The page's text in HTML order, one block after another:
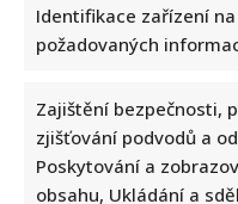
Identifikace zařízení
požadovaných
Zajištění bezpečnosti,
zjišťování podvodů a
Poskytování a
obsahu, Ukládání a